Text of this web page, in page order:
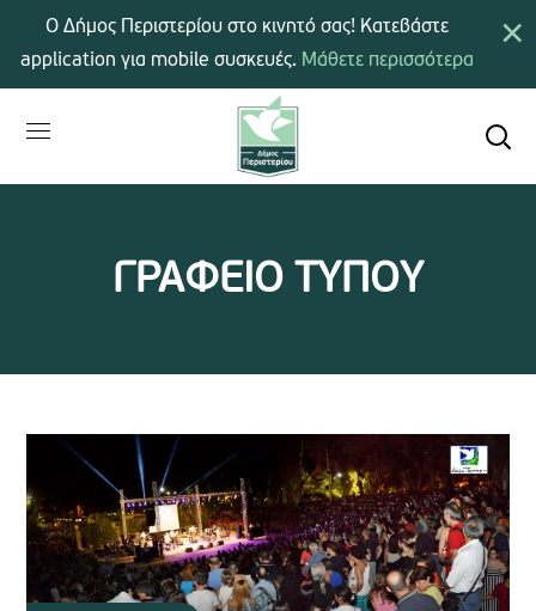
ΓΡΑΦΕΙΟ ΤΥΠΟΥ
×
Ο Δήμος Περιστερίου στο κινητό σας! Κατεβάστε
application για mobile συσκευές. Μάθετε περισσότερα